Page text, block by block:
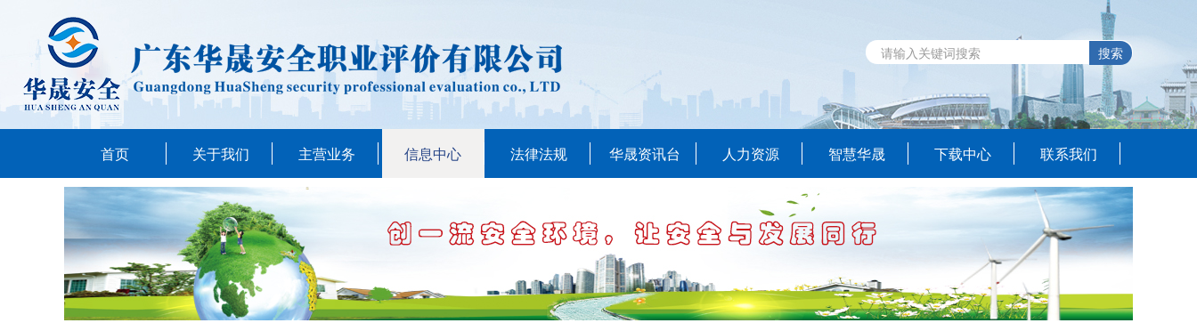
搜索
首页 关于我们 主营业务 信息中心 法律法规 华晟资讯台 人力资源 智慧华晟 下载中心 联系我们